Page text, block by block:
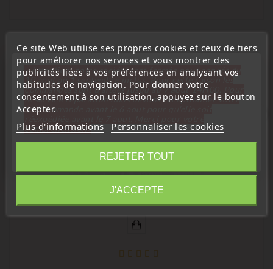
Vous Pourriez Aussi Aimer
Ce site Web utilise ses propres cookies et ceux de tiers
pour améliorer nos services et vous montrer des
publicités liées à vos préférences en analysant vos
habitudes de navigation. Pour donner votre
consentement à son utilisation, appuyez sur le bouton
Accepter.
Plus d'informations Personnaliser les cookies
REJETER TOUT
J'ACCEPTE
« Attention, notre société sera fermée pour congés du
10 aout au 1 septembre inclus. Pour cette raison les
commandes sont traitées jusqu'au 7 aout 14H00. Pour
le service réparation nous devons réceptionner votre
télécommande avant le 6 aout pour qu'elle soit
compréhension»
Fermer
Information